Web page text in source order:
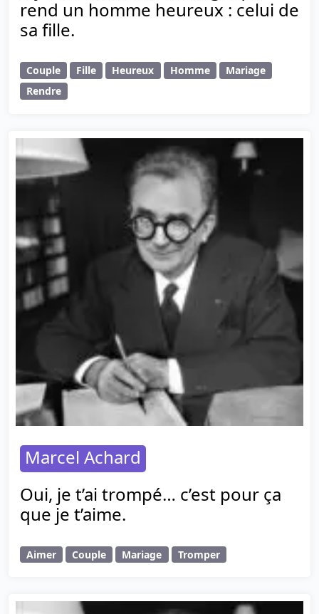
rend un homme heureux : celui de
sa fille.
Couple Fille Heureux Homme
Mariage
Rendre
Marcel Achard
Oui, je t’ai trompé… c’est pour ça
que je t’aime.
Aimer Couple Mariage Tromper